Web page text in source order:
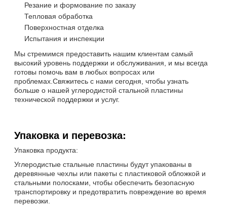
Резание и формование по заказу
Тепловая обработка
Поверхностная отделка
Испытания и инспекции
Мы стремимся предоставить нашим клиентам самый
высокий уровень поддержки и обслуживания, и мы всегда
готовы помочь вам в любых вопросах или
проблемах.Свяжитесь с нами сегодня, чтобы узнать
больше о нашей углеродистой стальной пластины
технической поддержки и услуг.
Упаковка и перевозка:
Упаковка продукта:
Углеродистые стальные пластины будут упакованы в
деревянные чехлы или пакеты с пластиковой обложкой и
стальными полосками, чтобы обеспечить безопасную
транспортировку и предотвратить повреждение во время
перевозки.